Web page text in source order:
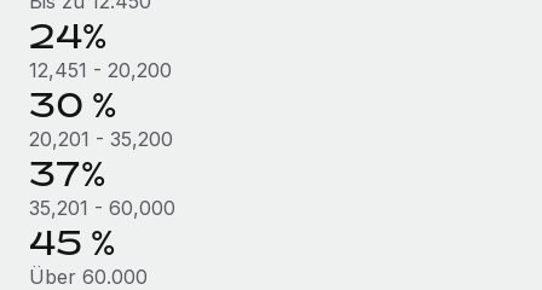
24%
12,451 - 20,200
30 %
20,201 - 35,200
37%
35,201 - 60,000
45 %
Über 60.000